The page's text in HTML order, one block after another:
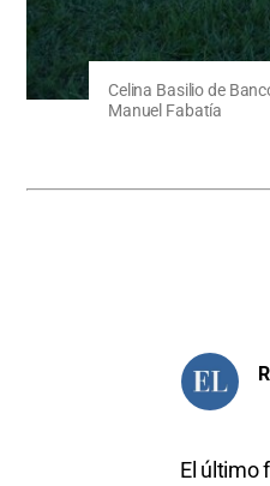
Celina Basilio de
Manuel Fabatía
El último